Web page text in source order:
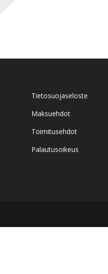
Tietosuojaseloste
Maksuehdot
Toimitusehdot
Palautusoikeus